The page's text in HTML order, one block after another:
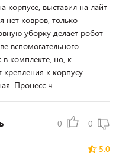
корпусе, выставил на лайт
нет ковров, только
уборку делает робот-
вспомогательного
комплекте, но, к
к корпусу
Процесс ч...
0 0
5.0